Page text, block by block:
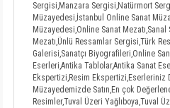
Sergisi,Manzara Sergisi,Natürmort
Müzayedesi,İstanbul Online Sanat
Müzayedesi,Online Sanat
Mezatı,Ünlü Ressamlar Sergisi,Türk
Galerisi,Sanatçı Biyografileri,Online
Eserleri,Antika Tablolar,Antika Sanat
Ekspertizi,Resim Ekspertizi,Eserleriniz
Müzayedemizde Satın,En çok
Resimler,Tuval Üzeri Yağlıboya,Tuval